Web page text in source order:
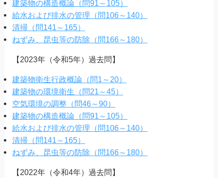
建築物の構造概論（問91～105）
給水および排水の管理（問106～140）
清掃（問141～165）
ねずみ、昆虫等の防除（問166～180）
【2023年（令和5年）過去問】
建築物衛生行政概論（問1～20）
建築物の環境衛生（問21～45）
空気環境の調整（問46～90）
建築物の構造概論（問91～105）
給水および排水の管理（問106～140）
清掃（問141～165）
ねずみ、昆虫等の防除（問166～180）
【2022年（令和4年）過去問】